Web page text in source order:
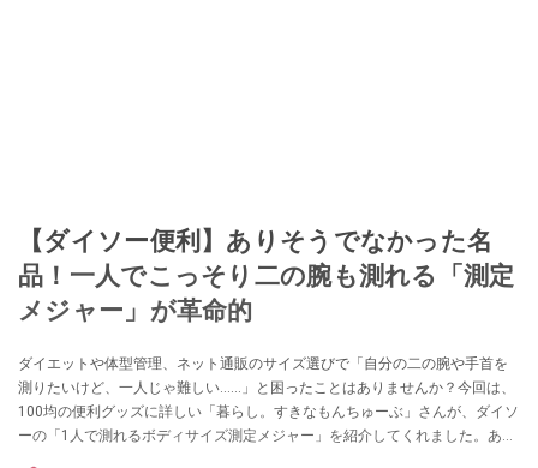
【ダイソー便利】ありそうでなかった名
品！一人でこっそり二の腕も測れる「測定
メジャー」が革命的
ダイエットや体型管理、ネット通販のサイズ選びで「自分の二の腕や手首を
測りたいけど、一人じゃ難しい……」と困ったことはありませんか？今回は、
100均の便利グッズに詳しい「暮らし。すきなもんちゅーぶ」さんが、ダイソ
ーの「1人で測れるボディサイズ測定メジャー」を紹介してくれました。あり